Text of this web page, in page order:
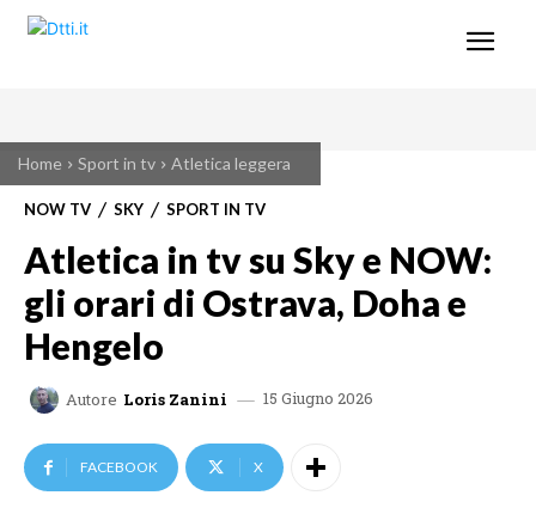
Home Sport in tv Atletica leggera
NOW TV SKY SPORT IN TV
Atletica in tv su Sky e NOW:
gli orari di Ostrava, Doha e
Hengelo
Autore Loris Zanini 15 Giugno 2026
FACEBOOK X